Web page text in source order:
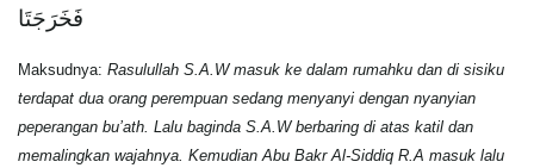
فَخَرَجَتَا
Maksudnya: Rasulullah S.A.W masuk ke dalam rumahku dan di sisiku
terdapat dua orang perempuan sedang menyanyi dengan nyanyian
peperangan bu’ath. Lalu baginda S.A.W berbaring di atas katil dan
memalingkan wajahnya. Kemudian Abu Bakr Al-Siddiq R.A masuk lalu